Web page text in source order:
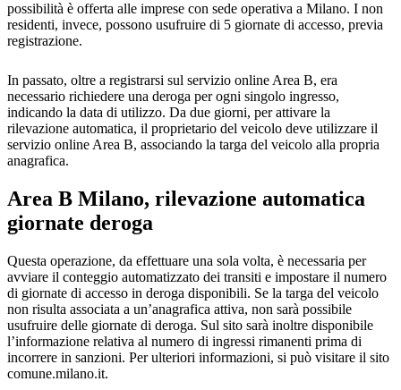
possibilità è offerta alle imprese con sede operativa a Milano. I non
residenti, invece, possono usufruire di 5 giornate di accesso, previa
registrazione.
In passato, oltre a registrarsi sul servizio online Area B, era
necessario richiedere una deroga per ogni singolo ingresso,
indicando la data di utilizzo. Da due giorni, per attivare la
rilevazione automatica, il proprietario del veicolo deve utilizzare il
servizio online Area B, associando la targa del veicolo alla propria
anagrafica.
Area B Milano, rilevazione automatica
giornate deroga
Questa operazione, da effettuare una sola volta, è necessaria per
avviare il conteggio automatizzato dei transiti e impostare il numero
di giornate di accesso in deroga disponibili. Se la targa del veicolo
non risulta associata a un’anagrafica attiva, non sarà possibile
usufruire delle giornate di deroga. Sul sito sarà inoltre disponibile
l’informazione relativa al numero di ingressi rimanenti prima di
incorrere in sanzioni. Per ulteriori informazioni, si può visitare il sito
comune.milano.it.